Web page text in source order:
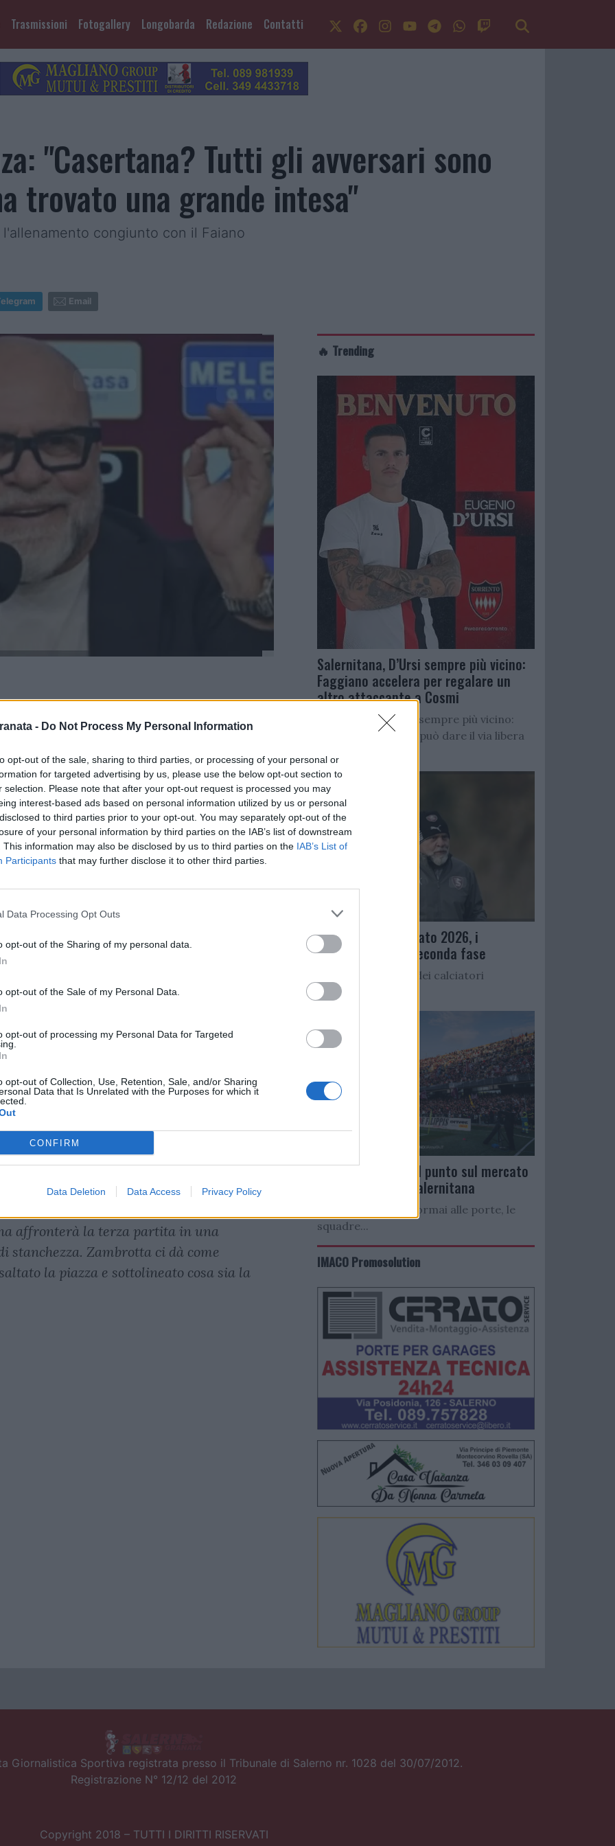
- Do Not Process My Personal Information
opt-out of the sale, sharing to third parties, or processing of your personal or
for targeted advertising by us, please use the below opt-out section to
selection. Please note that after your opt-out request is processed you may
interest-based ads based on personal information utilized by us or personal
to third parties prior to your opt-out. You may separately opt-out of the
of your personal information by third parties on the IAB’s list of downstream
This information may also be disclosed by us to third parties on the IAB’s List of
Participants that may further disclose it to other third parties.
Data Processing Opt Outs
opt-out of the Sharing of my personal data.
opt-out of the Sale of my Personal Data.
opt-out of processing my Personal Data for Targeted
opt-out of Collection, Use, Retention, Sale, and/or Sharing
Data that Is Unrelated with the Purposes for which it
CONFIRM
Data Deletion Data Access Privacy Policy
Trasmissioni Fotogallery Longobarda Redazione Contatti
"Casertana? Tutti gli avversari sono
trovato una grande intesa"
congiunto con il Faiano
Email
dell'allenatore della
Serse
con ilFaiano:
valori e sono forti, cosi come abbiamo
che ha totalizzato
Oggi faceva caldo, non era facile
nella gara di Caserta. I tifosi?
giorno feriale tanta gente, è la conferma
Se ci saranno restrizioni sarà un
abbiamo affrontato la Casertana, la
vittoria non è stata bella, ma
serviva del tempo; nell'ultimo mese ho
Villa è stato fermo quindici giorni, ma
Oggi ha dimostrato di essere vicino al
a nostro favore. Arena? Ha avuto un
sta bene insieme, si allena e si
una grande intesa. Tutte le squadre
come la nostra che la vivono con
affronterà la terza partita in una
stanchezza. Zambrotta ci dà come
la piazza e sottolineato cosa sia la
🔥 Trending
Salernitana, D’Ursi sempre più vicino:
Faggiano accelera per regalare un
altro attaccante a Cosmi
Salernitana, D’Ursi sempre più vicino:
Starita al Sorrento può dare il via libera
Ritiro precampionato 2026, i
convocati per la seconda fase
Di seguito l’elenco dei calciatori
convocati per...
Serie C Girone C: il punto sul mercato
delle rivali della Salernitana
Con il campionato ormai alle porte, le
squadre...
IMACO Promosolution
Giornalistica Sportiva registrata presso il Tribunale di Salerno nr. 1028 del 30/07/2012.
Registrazione N° 12/12 del 2012
Copyright 2018 – TUTTI I DIRITTI RISERVATI